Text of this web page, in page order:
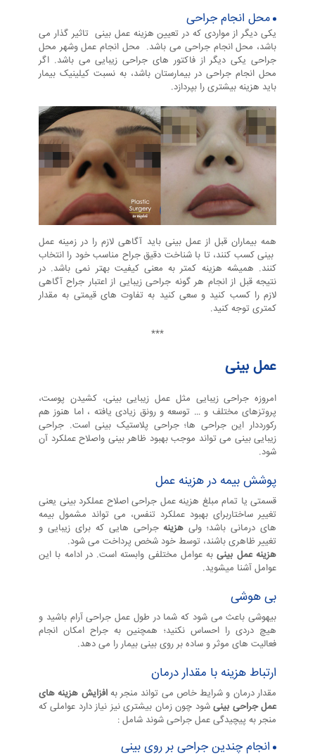
محل انجام جراحی
یکی دیگر از مواردی که در تعیین هزینه عمل بینی تاثیر گذار می
باشد، محل انجام جراحی می باشد. محل انجام عمل وشهر محل
جراحی یکی دیگر از فاکتور های جراحی زیبایی می باشد. اگر
محل انجام جراحی در بیمارستان باشد، به نسبت کیلینیک بیمار
باید هزینه بیشتری را بپردازد.
همه بیماران قبل از عمل بینی باید آگاهی لازم را در زمینه عمل
بینی کسب کنند، تا با شناخت دقیق جراح مناسب خود را انتخاب
کنند. همیشه هزینه کمتر به معنی کیفیت بهتر نمی باشد. در
نتیجه قبل از انجام هر گونه جراحی زیبایی از اعتبار جراح آگاهی
لازم را کسب کنید و سعی کنید به تفاوت های قیمتی به مقدار
کمتری توجه کنید.
***
عمل بینی
امروزه جراحی زیبایی مثل عمل زیبایی بینی، کشیدن پوست،
پروتزهای مختلف و … توسعه و رونق زیادی یافته ، اما هنوز هم
رکورددار این جراحی ها؛ جراحی پلاستیک بینی است. جراحی
زیبایی بینی می تواند موجب بهبود ظاهر بینی واصلاح عملکرد آن
شود.
پوشش بیمه در هزینه عمل
قسمتی یا تمام مبلغ هزینه عمل جراحی اصلاح عملکرد بینی یعنی
تغییر ساختاربرای بهبود عملکرد تنفس، می تواند مشمول بیمه
های درمانی باشد؛ ولی هزینهجراحی هایی که برای زیبایی و
تغییر ظاهری باشند، توسط خود شخص پرداخت می شود.
هزینه عمل بینیبه عوامل مختلفی وابسته است. در ادامه با این
عوامل آشنا میشوید.
بی هوشی
بیهوشی باعث می شود که شما در طول عمل جراحی آرام باشید و
هیچ دردی را احساس نکنید؛ همچنین به جراح امکان انجام
فعالیت های موثر و ساده بر روی بینی بیمار را می دهد.
ارتباط هزینه با مقدار درمان
مقدار درمان و شرایط خاص می تواند منجر بهافزایش هزینه های
عمل جراحی بینیشود چون زمان بیشتری نیز نیاز دارد عواملی که
منجر به پیچیدگی عمل جراحی شوند شامل :
انجام چندین جراحی بر روی بینی